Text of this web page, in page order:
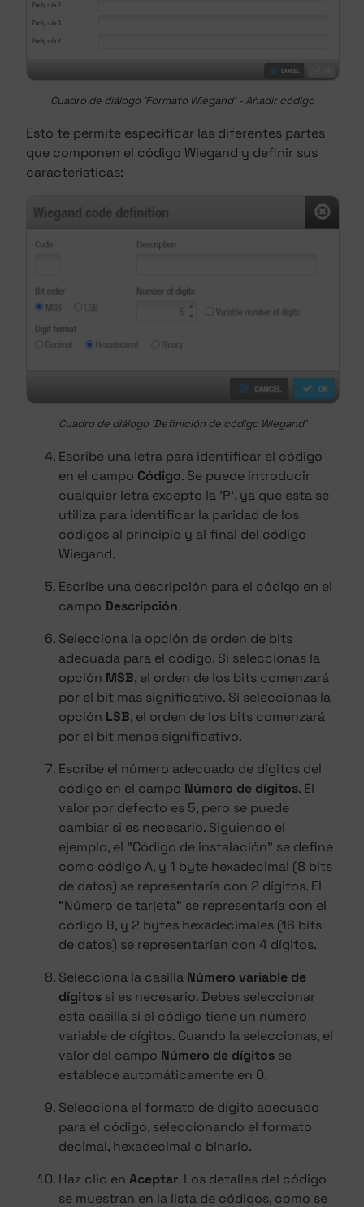
Cuadro de diálogo 'Formato Wiegand' - Añadir código
Esto te permite especificar las diferentes partes
que componen el código Wiegand y definir sus
características:
Cuadro de diálogo 'Definición de código Wiegand'
Escribe una letra para identificar el código
en el campo Código. Se puede introducir
cualquier letra excepto la 'P', ya que esta se
utiliza para identificar la paridad de los
códigos al principio y al final del código
Wiegand.
Escribe una descripción para el código en el
campo Descripción.
Selecciona la opción de orden de bits
adecuada para el código. Si seleccionas la
opción MSB, el orden de los bits comenzará
por el bit más significativo. Si seleccionas la
opción LSB, el orden de los bits comenzará
por el bit menos significativo.
Escribe el número adecuado de dígitos del
código en el campo Número de dígitos. El
valor por defecto es 5, pero se puede
cambiar si es necesario. Siguiendo el
ejemplo, el "Código de instalación" se define
como código A, y 1 byte hexadecimal (8 bits
de datos) se representaría con 2 dígitos. El
"Número de tarjeta" se representaría con el
código B, y 2 bytes hexadecimales (16 bits
de datos) se representarían con 4 dígitos.
Selecciona la casilla Número variable de
dígitos si es necesario. Debes seleccionar
esta casilla si el código tiene un número
variable de dígitos. Cuando la seleccionas, el
valor del campo Número de dígitos se
establece automáticamente en 0.
Selecciona el formato de dígito adecuado
para el código, seleccionando el formato
decimal, hexadecimal o binario.
Haz clic en Aceptar. Los detalles del código
se muestran en la lista de códigos, como se